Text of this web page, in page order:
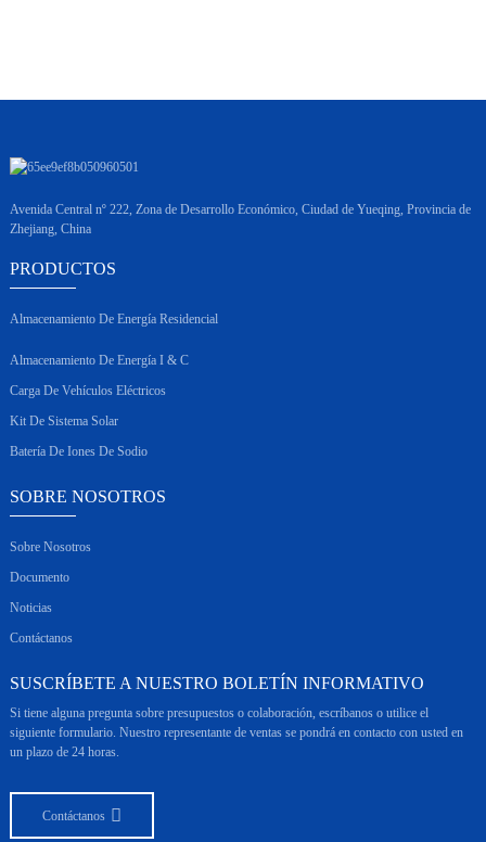
Avenida Central nº 222, Zona de Desarrollo Económico, Ciudad de Yueqing, Provincia de
Zhejiang, China
PRODUCTOS
Almacenamiento De Energía Residencial
Almacenamiento De Energía I & C
Carga De Vehículos Eléctricos
Kit De Sistema Solar
Batería De Iones De Sodio
SOBRE NOSOTROS
Sobre Nosotros
Documento
Noticias
Contáctanos
SUSCRÍBETE A NUESTRO BOLETÍN INFORMATIVO
Si tiene alguna pregunta sobre presupuestos o colaboración, escríbanos o utilice el
siguiente formulario. Nuestro representante de ventas se pondrá en contacto con usted en
un plazo de 24 horas.
Contáctanos